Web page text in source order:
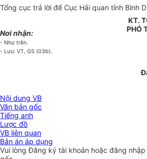
Tổng cục trả lời để Cục Hải quan tỉnh Bình
Nơi nhận:
- Như trên.
- Lưu: VT, GS (03b).
KT.
PHÓ
Nội dung VB
Văn bản gốc
Tiếng anh
Lược đồ
VB liên quan
Bản án áp dụng
Vui lòngĐăng ký tài khoản hoặc đăng nhập